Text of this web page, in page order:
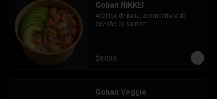
Gohan NIKKEI
Abanico de palta, acompañado de
ceviche de salmon.
$8.000
Gohan Veggie